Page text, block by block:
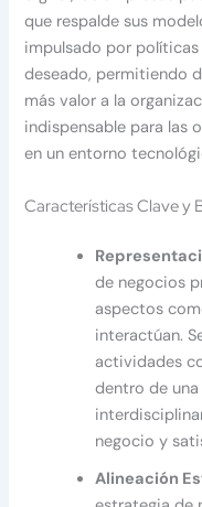
que respalde sus
impulsado por
deseado, permitiendo
más valor a la
indispensable para las
en un entorno
Características Clave y
de negocios
aspectos
interactúan.
actividades
dentro de
negocio y
Alineación